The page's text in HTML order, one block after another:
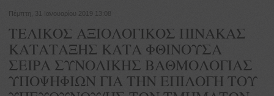
Πέμπτη, 31 Ιανουαρίου 2019 13:08
ΤΕΛΙΚΟΣ ΑΞΙΟΛΟΓΙΚΟΣ ΠΙΝΑΚΑΣ
ΚΑΤΑΤΑΞΗΣ ΚΑΤΑ ΦΘΙΝΟΥΣΑ
ΣΕΙΡΑ ΣΥΝΟΛΙΚΗΣ ΒΑΘΜΟΛΟΓΙΑΣ
ΥΠΟΨΗΦΙΩΝ ΓΙΑ ΤΗΝ ΕΠΙΛΟΓΗ ΤΟΥ